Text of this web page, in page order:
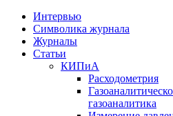
Интервью
Символика журнала
Журналы
Статьи
КИПиА
Расходометрия
газоаналитика